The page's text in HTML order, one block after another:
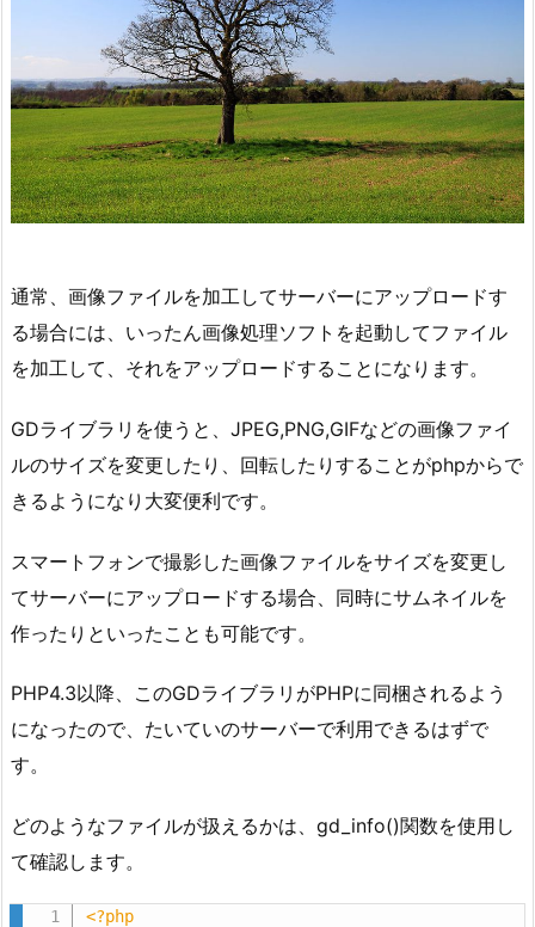
通常、画像ファイルを加工してサーバーにアップロードす
る場合には、いったん画像処理ソフトを起動してファイル
を加工して、それをアップロードすることになります。
GDライブラリを使うと、JPEG,PNG,GIFなどの画像ファイ
ルのサイズを変更したり、回転したりすることがphpからで
きるようになり大変便利です。
スマートフォンで撮影した画像ファイルをサイズを変更し
てサーバーにアップロードする場合、同時にサムネイルを
作ったりといったことも可能です。
PHP4.3以降、このGDライブラリがPHPに同梱されるよう
になったので、たいていのサーバーで利用できるはずで
す。
どのようなファイルが扱えるかは、gd_info()関数を使用し
て確認します。
<?php